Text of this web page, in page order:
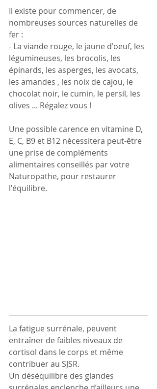
Il existe pour commencer, de
nombreuses sources naturelles de
fer :
- La viande rouge, le jaune d'oeuf, les
légumineuses, les brocolis, les
épinards, les asperges, les avocats,
les amandes , les noix de cajou, le
chocolat noir, le cumin, le persil, les
olives ... Régalez vous !
Une possible carence en vitamine D,
E, C, B9 et B12 nécessitera peut-être
une prise de compléments
alimentaires conseillés par votre
Naturopathe, pour restaurer
l'équilibre.
La fatigue surrénale, peuvent
entraîner de faibles niveaux de
cortisol dans le corps et même
contribuer au SJSR.
Un déséquilibre des glandes